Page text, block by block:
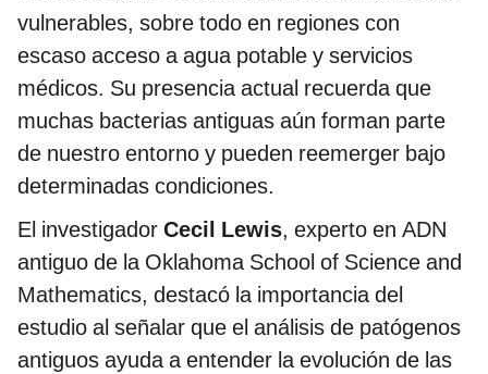
vulnerables, sobre todo en regiones con
escaso acceso a agua potable y servicios
médicos. Su presencia actual recuerda que
muchas bacterias antiguas aún forman parte
de nuestro entorno y pueden reemerger bajo
determinadas condiciones.
El investigador Cecil Lewis, experto en ADN
antiguo de la Oklahoma School of Science and
Mathematics, destacó la importancia del
estudio al señalar que el análisis de patógenos
antiguos ayuda a entender la evolución de las